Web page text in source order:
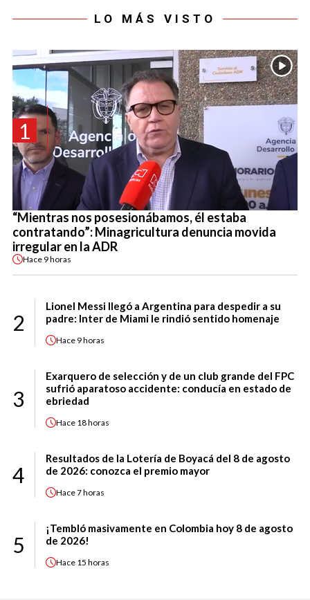
LO MÁS VISTO
1
“Mientras nos posesionábamos, él estaba
contratando”: Minagricultura denuncia movida
irregular en la ADR
Hace 9 horas
2
Lionel Messi llegó a Argentina para despedir a su
padre: Inter de Miami le rindió sentido homenaje
Hace 9 horas
3
Exarquero de selección y de un club grande del FPC
sufrió aparatoso accidente: conducía en estado de
ebriedad
Hace 18 horas
4
Resultados de la Lotería de Boyacá del 8 de agosto
de 2026: conozca el premio mayor
Hace7 horas
5
¡Tembló masivamente en Colombia hoy 8 de agosto
de 2026!
Hace 15 horas